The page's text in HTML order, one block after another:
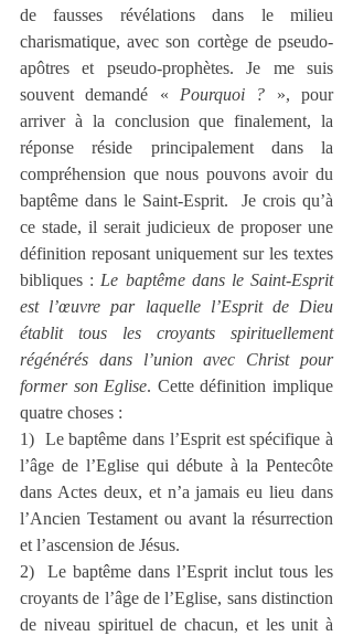
de fausses révélations dans le milieu
charismatique, avec son cortège de pseudo-
apôtres et pseudo-prophètes. Je me suis
souvent demandé « Pourquoi ? », pour
arriver à la conclusion que finalement, la
réponse réside principalement dans la
compréhension que nous pouvons avoir du
baptême dans le Saint-Esprit.  Je crois qu’à
ce stade, il serait judicieux de proposer une
définition reposant uniquement sur les textes
bibliques : Le baptême dans le Saint-Esprit
est l’œuvre par laquelle l’Esprit de Dieu
établit tous les croyants spirituellement
régénérés dans l’union avec Christ pour
former son Eglise. Cette définition implique
quatre choses :
1)  Le baptême dans l’Esprit est spécifique à
l’âge de l’Eglise qui débute à la Pentecôte
dans Actes deux, et n’a jamais eu lieu dans
l’Ancien Testament ou avant la résurrection
et l’ascension de Jésus.
2)  Le baptême dans l’Esprit inclut tous les
croyants de l’âge de l’Eglise, sans distinction
de niveau spirituel de chacun, et les unit à